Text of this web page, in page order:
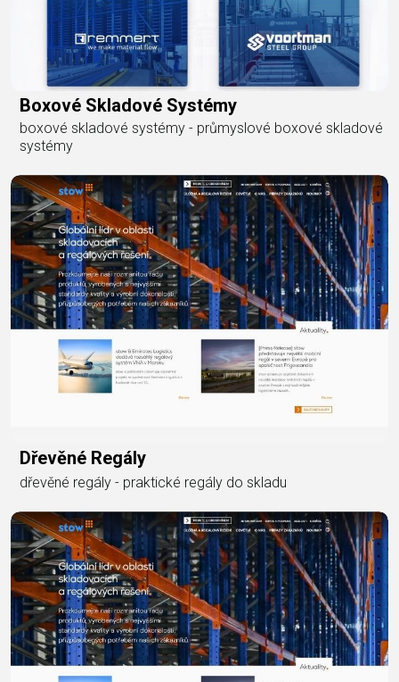
Boxové Skladové Systémy
boxové skladové systémy - průmyslové boxové skladové
systémy
Dřevěné Regály
dřevěné regály - praktické regály do skladu